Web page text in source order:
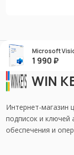
Microsoft
1 990 ₽
WIN
Интернет-магазин
подписок и ключей
обеспечения и